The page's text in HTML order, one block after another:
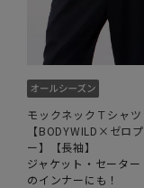
モックネックＴシャツ
【BODYWILD×ゼロ
ー】【長袖】
ジャケット・セーター
のインナーにも！